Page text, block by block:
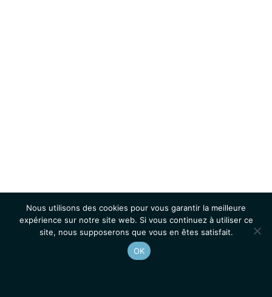
Nous utilisons des cookies pour vous garantir la meilleure
expérience sur notre site web. Si vous continuez à utiliser ce
site, nous supposerons que vous en êtes satisfait.
OK